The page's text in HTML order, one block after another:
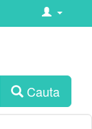
Cauta